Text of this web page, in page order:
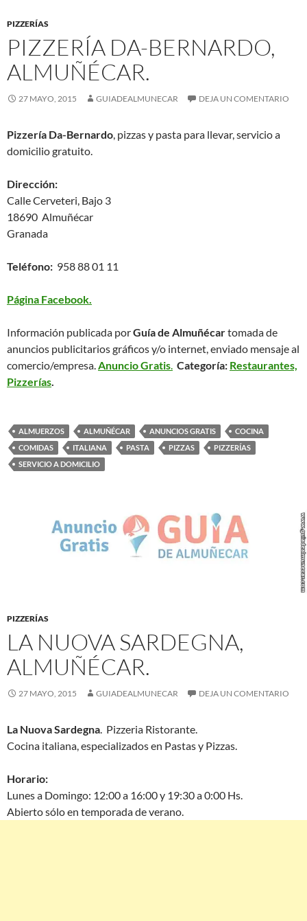
PIZZERÍAS
PIZZERÍA DA-BERNARDO,
ALMUÑÉCAR.
27 MAYO, 2015 GUIADEALMUNECAR DEJA UN COMENTARIO
Pizzería Da-Bernardo , pizzas y pasta para llevar, servicio a
domicilio gratuito.
Dirección:
Calle Cerveteri, Bajo 3
18690 Almuñécar
Granada
Teléfono: 958 88 01 11
Página Facebook.
Información publicada porGuía de Almuñécartomada de
anuncios publicitarios gráficos y/o internet, enviado mensaje al
comercio/empresa. Anuncio Gratis Categoría: Restaurantes,
Pizzerías
ALMUERZOS ALMUÑÉCAR ANUNCIOS GRATIS
COCINA
COMIDAS
ITALIANA PASTA PIZZAS
PIZZERÍAS
SERVICIO A DOMICILIO
PIZZERÍAS
LA NUOVA SARDEGNA,
ALMUÑÉCAR.
27 MAYO, 2015 GUIADEALMUNECAR DEJA UN COMENTARIO
La Nuova Sardegna. Pizzeria Ristorante.
Cocina italiana, especializados en Pastas y Pizzas.
Horario:
Lunes a Domingo: 12:00 a 16:00 y 19:30 a 0:00 Hs.
Abierto sólo en temporada de verano.